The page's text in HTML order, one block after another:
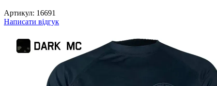
Артикул: 16691
Написати відгук